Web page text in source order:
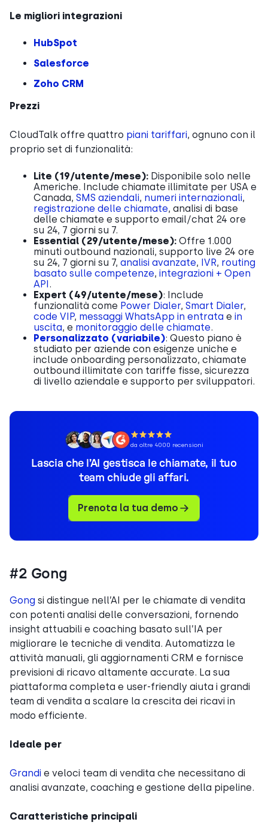
Le migliori integrazioni
HubSpot
Salesforce
Zoho CRM
Prezzi
CloudTalk offre quattro piani tariffari, ognuno con il
proprio set di funzionalità:
Lite (19/utente/mese): Disponibile solo nelle
Americhe. Include chiamate illimitate per USA e
Canada, SMS aziendali, numeri internazionali,
registrazione delle chiamate, analisi di base
delle chiamate e supporto email/chat 24 ore
su 24, 7 giorni su 7.
Essential (29/utente/mese): Offre 1.000
minuti outbound nazionali, supporto live 24 ore
su 24, 7 giorni su 7, analisi avanzate, IVR, routing
basato sulle competenze, integrazioni + Open
API.
Expert (49/utente/mese): Include
funzionalità come Power Dialer, Smart Dialer,
code VIP, messaggi WhatsApp in entrata e in
uscita, e monitoraggio delle chiamate.
Personalizzato (variabile): Questo piano è
studiato per aziende con esigenze uniche e
include onboarding personalizzato, chiamate
outbound illimitate con tariffe fisse, sicurezza
di livello aziendale e supporto per sviluppatori.
da oltre 4000 recensioni
Lascia che l’AI gestisca le chiamate, il tuo
team chiude gli affari.
Prenota la tua demo
#2 Gong
Gong si distingue nell’AI per le chiamate di vendita
con potenti analisi delle conversazioni, fornendo
insight attuabili e coaching basato sull’IA per
migliorare le tecniche di vendita. Automatizza le
attività manuali, gli aggiornamenti CRM e fornisce
previsioni di ricavo altamente accurate. La sua
piattaforma completa e user-friendly aiuta i grandi
team di vendita a scalare la crescita dei ricavi in
modo efficiente.
Ideale per
Grandi e veloci team di vendita che necessitano di
analisi avanzate, coaching e gestione della pipeline.
Caratteristiche principali